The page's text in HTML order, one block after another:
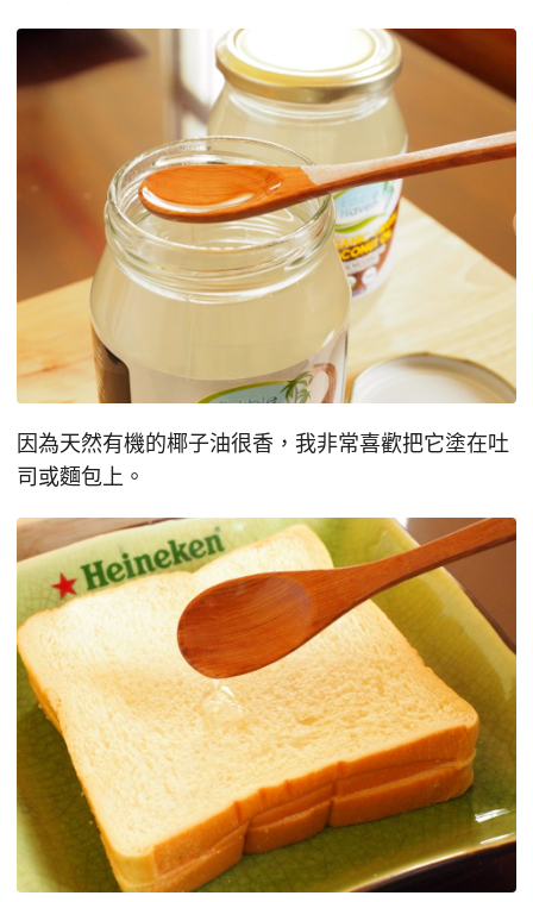
因為天然有機的椰子油很香，我非常喜歡把它塗在吐
司或麵包上。